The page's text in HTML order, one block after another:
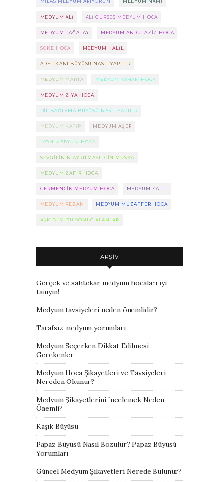
MILAS MEDYUM ARIYORUM MEDYUM NAMI
MEDYUM ALI ALI GÜRSES MEDYUM HOCA
MEDYUM ÇAĞATAY MEDYUM ABDULAZIZ HOCA
SÖKE HOCA MEDYUM HALIL
ADET KANI BÜYÜSÜ NASIL YAPILIR
MEDYUM MARTA MEDYUM AYHAN HOCA
MEDYUM ZIYA HOCA
DIL BAĞLAMA BÜYÜSÜ NASIL YAPILIR
MEDYUM KATIP MEDYUM AŞER
LYON MEDYUM HOCA
SEVGILININ AYRILMASI IÇIN MUSKA
MEDYUM ZAFIR HOCA
GERMENCIK MEDYUM HOCA MEDYUM ZALIL
MEDYUM REZAN MEDYUM MUZAFFER HOCA
AŞK BÜYÜSÜ SONUÇ ALANLAR
ARŞIV
Gerçek ve sahtekar medyum hocaları iyi
tanıyın!
Medyum tavsiyeleri neden önemlidir?
Tarafsız medyum yorumları
Medyum Seçerken Dikkat Edilmesi
Gerekenler
Medyum Hoca Şikayetleri ve Tavsiyeleri
Nereden Okunur?
Medyum Şikayetlerini İncelemek Neden
Önemli?
Kaşık Büyüsü
Papaz Büyüsü Nasıl Bozulur? Papaz Büyüsü
Yorumları
Güncel Medyum Şikayetleri Nerede Bulunur?